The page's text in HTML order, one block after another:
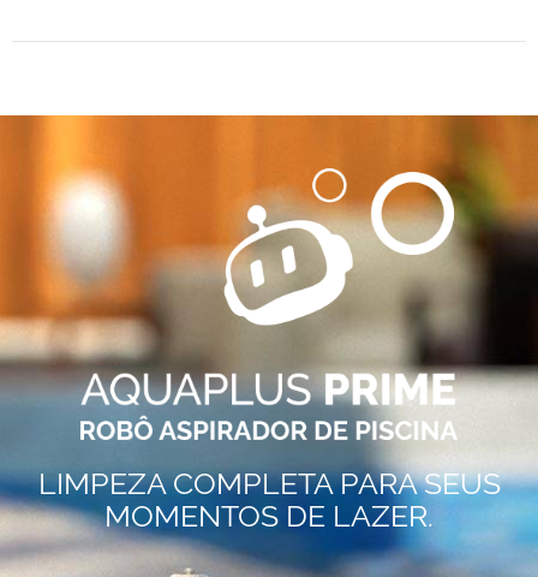
LIMPEZA COMPLETA PARA SEUS
MOMENTOS DE LAZER.